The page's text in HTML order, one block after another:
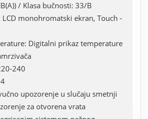
/ Klasa bučnosti: 33/B
monohromatski ekran, Touch -
Digitalni prikaz temperature
240
upozorenje u slučaju smetnji
za otvorena vrata